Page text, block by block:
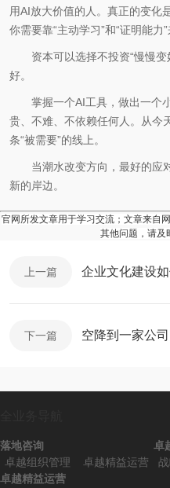
用AI放大价值的人。真正的变化
你需要靠“主动学习”和“证明能力”
资本可以选择不投资“慢慢
好。
掌握一个AI工具，做出一个
贵、不难、不依赖任何人。从今
条“被需要”的线上。
当潮水改变方向，最好的应
新的岸边。
官网所发文章用于学习交流；文章来自
其他问题，请及
上一篇 企业文化建设
下一篇 空降到一家公
落地咨询
卓越组织管理
卓越精益运营
卓
卓越精益运营